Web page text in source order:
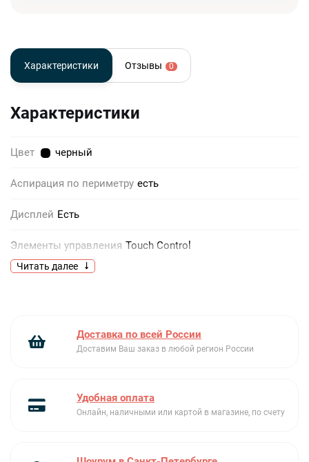
Характеристики Отзывы 0
Характеристики
Цвет черный
Аспирация по периметру есть
Дисплей Есть
Элементы управления Touch Control
Фильтр металлический жироулавливающий
Количество двигателей 1
Макс. производительность (м3/ч)
Читать далее
Доставка по всей России
Доставим Ваш заказ в любой регион России
Удобная оплата
Онлайн, наличными или картой в магазине, по счету